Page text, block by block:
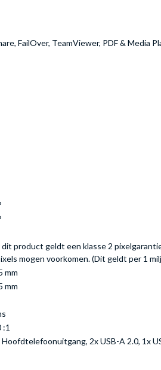
FailOver, TeamViewer, PDF & Media
dit product geldt een klasse 2
mogen voorkomen. (Dit geldt per 1
mm
mm
:1
2x USB-A 2.0, 1x